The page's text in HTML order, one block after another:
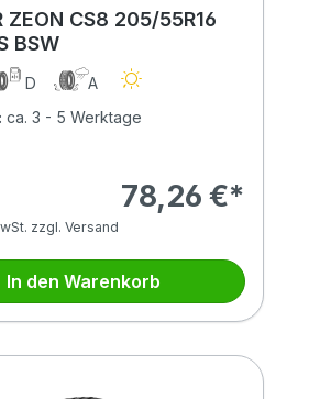
ZEON CS8 205/55R16
BSW
D
A
ca. 3 - 5 Werktage
78,26 €*
zzgl. Versand
In den Warenkorb